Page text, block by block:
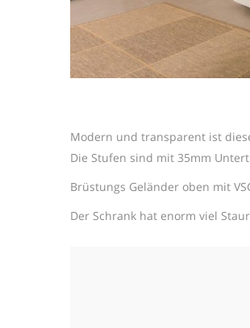
Modern und transparent ist
Die Stufen sind mit 35mm
Brüstungs Geländer oben mit
Der Schrank hat enorm viel